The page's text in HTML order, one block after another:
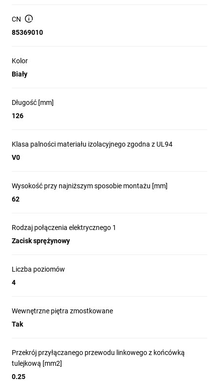
CN
85369010
Kolor
Biały
Długość [mm]
126
Klasa palności materiału izolacyjnego zgodna z UL94
V0
Wysokość przy najniższym sposobie montażu [mm]
62
Rodzaj połączenia elektrycznego 1
Zacisk sprężynowy
Liczba poziomów
4
Wewnętrzne piętra zmostkowane
Tak
Przekrój przyłączanego przewodu linkowego z końcówką
tulejkową [mm2]
0.25